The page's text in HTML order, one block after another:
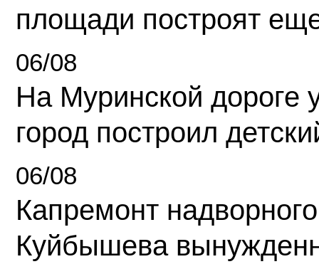
площади построят
06/08
На Муринской дороге
город построил
06/08
Капремонт
Куйбышева